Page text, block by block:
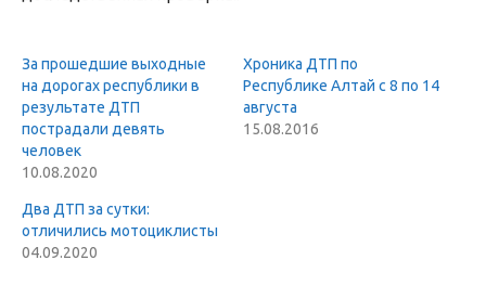
За прошедшие выходные
на дорогах республики в
результате ДТП
пострадали девять
человек
10.08.2020
Хроника ДТП по
Республике Алтай с 8 по 14
августа
15.08.2016
Два ДТП за сутки:
отличились мотоциклисты
04.09.2020